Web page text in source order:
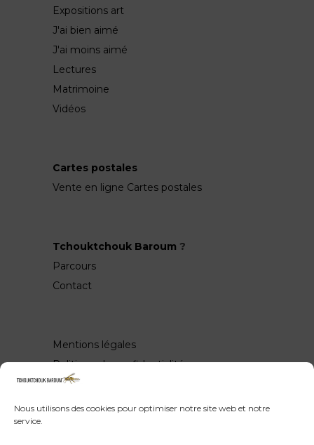
Nous utilisons des cookies pour optimiser notre site web et notre
service.
Expositions art
J'ai bien aimé
J'ai moins aimé
Lectures
Matrimoine
Vidéos
Cartes postales
Vente en ligne Cartes postales
Tchouktchouk Baroum ?
Parcours
Contact
Mentions légales
Politique de confidentialité